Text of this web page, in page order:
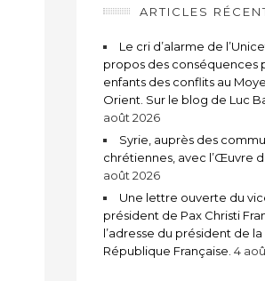
ARTICLES
Le cri d’alarme de
propos des conséquences
enfants des conflits au
Orient. Sur le blog de Luc
août 2026
Syrie, auprès des
chrétiennes, avec l’Œuvre
août 2026
Une lettre ouverte du
président de Pax Christi
l’adresse du président de la
République Française. 4